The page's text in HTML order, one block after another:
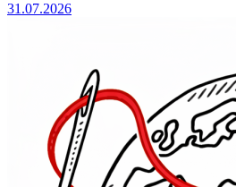
31.07.2026